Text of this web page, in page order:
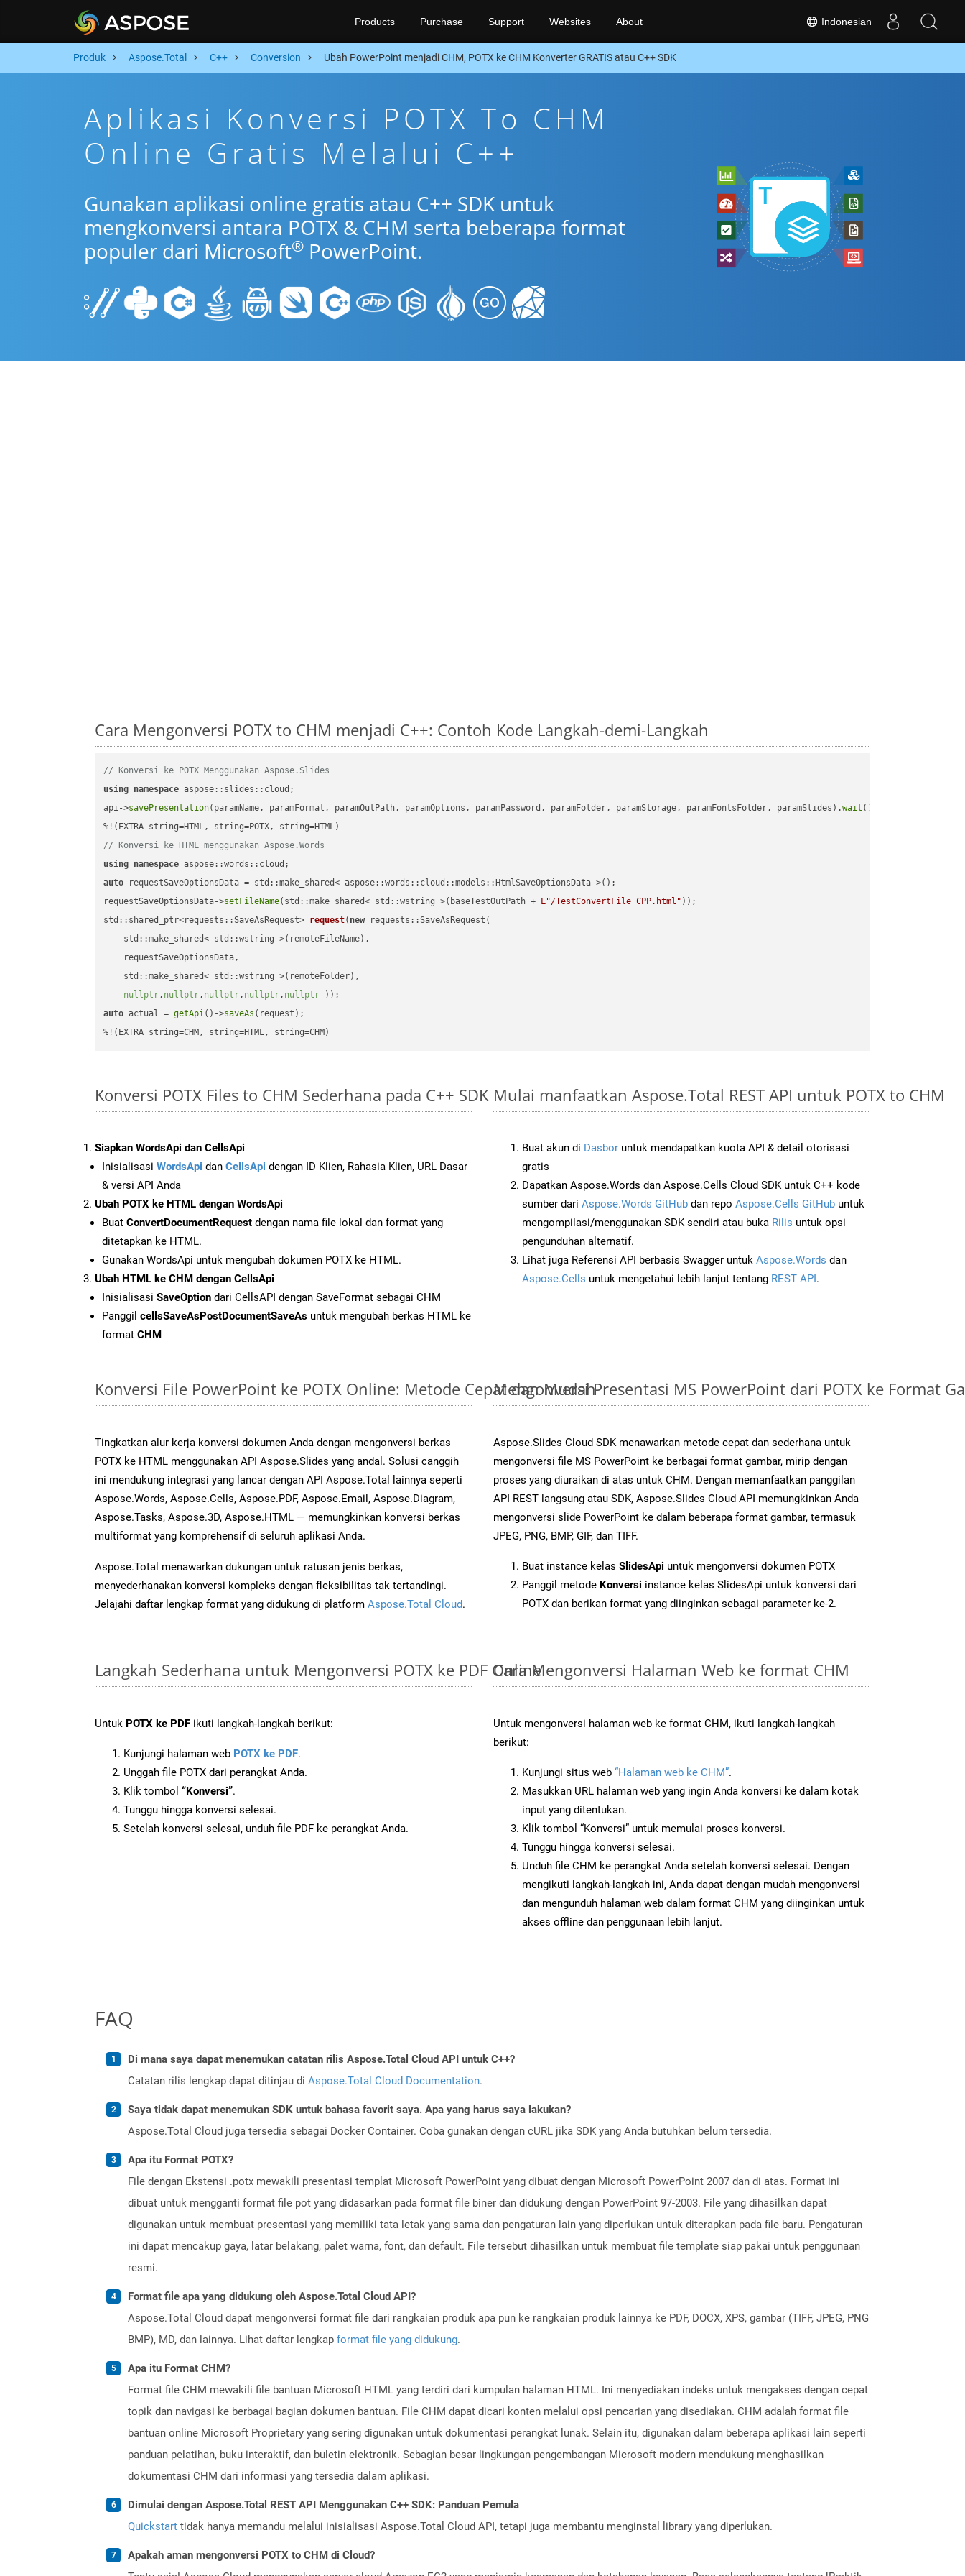
Indonesian
Products Purchase Support Websites About
Produk Aspose.Total C++ Conversion Ubah PowerPoint menjadi CHM, POTX ke CHM Konverter GRATIS atau C++ SDK
Aplikasi Konversi POTX To CHM
Online Gratis Melalui C++
Gunakan aplikasi online gratis atau C++ SDK untuk
mengkonversi antara POTX & CHM serta beberapa format
populer dari Microsoft® PowerPoint.
Cara Mengonversi POTX to CHM menjadi C++: Contoh Kode Langkah-demi-Langkah
// Konversi ke POTX Menggunakan Aspose.Slides
using namespace aspose::slides::cloud;
api->savePresentation(paramName, paramFormat, paramOutPath, paramOptions, paramPassword, paramFolder, paramStorage, paramFontsFolder, paramSlides).wait ();
// Konversi ke HTML menggunakan Aspose.Words
using namespace
auto requestSaveOptionsData = std::make_shared< aspose::words::cloud::models::HtmlSaveOptionsData >();
requestSaveOptionsData->setFileName(std::make_shared< std::wstring >(baseTestOutPath + L"/TestConvertFile_CPP.html"
std::shared_ptr<requests::SaveAsRequest> request( new requests::SaveAsRequest(
    std::make_shared< std::wstring >(remoteFileName),
    requestSaveOptionsData,
    std::make_shared< std::wstring >(remoteFolder),
nullptr, nullptr, nullptr, nullptr, nullptr ))
auto actual = getApi()->saveAs (request);
%!(EXTRA string=CHM, string=HTML, string=CHM)
Konversi POTX Files to CHM Sederhana pada C++ SDK
Siapkan WordsApi dan CellsApi
Inisialisasi WordsApi dan CellsApi dengan ID Klien, Rahasia Klien, URL Dasar
& versi API Anda
Ubah POTX ke HTML dengan WordsApi
Buat ConvertDocumentRequest dengan nama file lokal dan format yang
ditetapkan ke HTML.
Gunakan WordsApi untuk mengubah dokumen POTX ke HTML.
Ubah HTML ke CHM dengan CellsApi
Inisialisasi SaveOption dari CellsAPI dengan SaveFormat sebagai CHM
Panggil cellsSaveAsPostDocumentSaveAs untuk mengubah berkas HTML ke
format CHM
Mulai manfaatkan Aspose.Total REST API untuk POTX to CHM
Buat akun di Dasbor untuk mendapatkan kuota API & detail otorisasi
gratis
Dapatkan Aspose.Words dan Aspose.Cells Cloud SDK untuk C++ kode
sumber dari Aspose.Words GitHub dan repo Aspose.Cells GitHub untuk
mengompilasi/menggunakan SDK sendiri atau buka Rilis untuk opsi
pengunduhan alternatif.
Lihat juga Referensi API berbasis Swagger untuk Aspose.Words dan
Aspose.Cells untuk mengetahui lebih lanjut tentang REST API.
Konversi File PowerPoint ke POTX Online: Metode Cepat dan Mudah
Tingkatkan alur kerja konversi dokumen Anda dengan mengonversi berkas
POTX ke HTML menggunakan API Aspose.Slides yang andal. Solusi canggih
ini mendukung integrasi yang lancar dengan API Aspose.Total lainnya seperti
Aspose.Words, Aspose.Cells, Aspose.PDF, Aspose.Email, Aspose.Diagram,
Aspose.Tasks, Aspose.3D, Aspose.HTML — memungkinkan konversi berkas
multiformat yang komprehensif di seluruh aplikasi Anda.
Aspose.Total menawarkan dukungan untuk ratusan jenis berkas,
menyederhanakan konversi kompleks dengan fleksibilitas tak tertandingi.
Jelajahi daftar lengkap format yang didukung di platform Aspose.Total Cloud.
Mengonversi Presentasi MS PowerPoint dari POTX ke Format
Aspose.Slides Cloud SDK menawarkan metode cepat dan sederhana untuk
mengonversi file MS PowerPoint ke berbagai format gambar, mirip dengan
proses yang diuraikan di atas untuk CHM. Dengan memanfaatkan panggilan
API REST langsung atau SDK, Aspose.Slides Cloud API memungkinkan Anda
mengonversi slide PowerPoint ke dalam beberapa format gambar, termasuk
JPEG, PNG, BMP, GIF, dan TIFF.
Buat instance kelas SlidesApi untuk mengonversi dokumen POTX
Panggil metode Konversi instance kelas SlidesApi untuk konversi dari
POTX dan berikan format yang diinginkan sebagai parameter ke-2.
Langkah Sederhana untuk Mengonversi POTX ke PDF Online
Untuk POTX ke PDF ikuti langkah-langkah berikut:
Kunjungi halaman web POTX ke PDF.
Unggah file POTX dari perangkat Anda.
Klik tombol “Konversi”.
Tunggu hingga konversi selesai.
Setelah konversi selesai, unduh file PDF ke perangkat Anda.
Cara Mengonversi Halaman Web ke format CHM
Untuk mengonversi halaman web ke format CHM, ikuti langkah-langkah
berikut:
Kunjungi situs web “Halaman web ke CHM”.
Masukkan URL halaman web yang ingin Anda konversi ke dalam kotak
input yang ditentukan.
Klik tombol “Konversi” untuk memulai proses konversi.
Tunggu hingga konversi selesai.
Unduh file CHM ke perangkat Anda setelah konversi selesai. Dengan
mengikuti langkah-langkah ini, Anda dapat dengan mudah mengonversi
dan mengunduh halaman web dalam format CHM yang diinginkan untuk
akses offline dan penggunaan lebih lanjut.
FAQ
Di mana saya dapat menemukan catatan rilis Aspose.Total Cloud API untuk C++?
Catatan rilis lengkap dapat ditinjau di Aspose.Total Cloud Documentation.
Saya tidak dapat menemukan SDK untuk bahasa favorit saya. Apa yang harus saya lakukan?
Aspose.Total Cloud juga tersedia sebagai Docker Container. Coba gunakan dengan cURL jika SDK yang Anda butuhkan belum tersedia.
Apa itu Format POTX?
File dengan Ekstensi .potx mewakili presentasi templat Microsoft PowerPoint yang dibuat dengan Microsoft PowerPoint 2007 dan di atas. Format ini
dibuat untuk mengganti format file pot yang didasarkan pada format file biner dan didukung dengan PowerPoint 97-2003. File yang dihasilkan dapat
digunakan untuk membuat presentasi yang memiliki tata letak yang sama dan pengaturan lain yang diperlukan untuk diterapkan pada file baru. Pengaturan
ini dapat mencakup gaya, latar belakang, palet warna, font, dan default. File tersebut dihasilkan untuk membuat file template siap pakai untuk penggunaan
resmi.
Format file apa yang didukung oleh Aspose.Total Cloud API?
Aspose.Total Cloud dapat mengonversi format file dari rangkaian produk apa pun ke rangkaian produk lainnya ke PDF, DOCX, XPS, gambar (TIFF, JPEG, PNG
BMP), MD, dan lainnya. Lihat daftar lengkap format file yang didukung.
Apa itu Format CHM?
Format file CHM mewakili file bantuan Microsoft HTML yang terdiri dari kumpulan halaman HTML. Ini menyediakan indeks untuk mengakses dengan cepat
topik dan navigasi ke berbagai bagian dokumen bantuan. File CHM dapat dicari konten melalui opsi pencarian yang disediakan. CHM adalah format file
bantuan online Microsoft Proprietary yang sering digunakan untuk dokumentasi perangkat lunak. Selain itu, digunakan dalam beberapa aplikasi lain seperti
panduan pelatihan, buku interaktif, dan buletin elektronik. Sebagian besar lingkungan pengembangan Microsoft modern mendukung menghasilkan
dokumentasi CHM dari informasi yang tersedia dalam aplikasi.
Dimulai dengan Aspose.Total REST API Menggunakan C++ SDK: Panduan Pemula
Quickstart tidak hanya memandu melalui inisialisasi Aspose.Total Cloud API, tetapi juga membantu menginstal library yang diperlukan.
Apakah aman mengonversi POTX to CHM di Cloud?